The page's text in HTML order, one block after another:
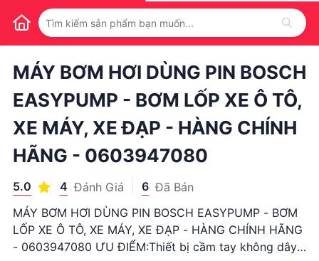
1 / 1
MÁY BƠM HƠI DÙNG PIN BOSCH
EASYPUMP - BƠM LỐP XE Ô TÔ,
XE MÁY, XE ĐẠP - HÀNG CHÍNH
HÃNG - 0603947080
5.0 4 Đánh Giá 6 Đã Bán
MÁY BƠM HƠI DÙNG PIN BOSCH EASYPUMP - BƠM
LỐP XE Ô TÔ, XE MÁY, XE ĐẠP - HÀNG CHÍNH HÃNG
- 0603947080 ƯU ĐIỂM:Thiết bị cầm tay không dây